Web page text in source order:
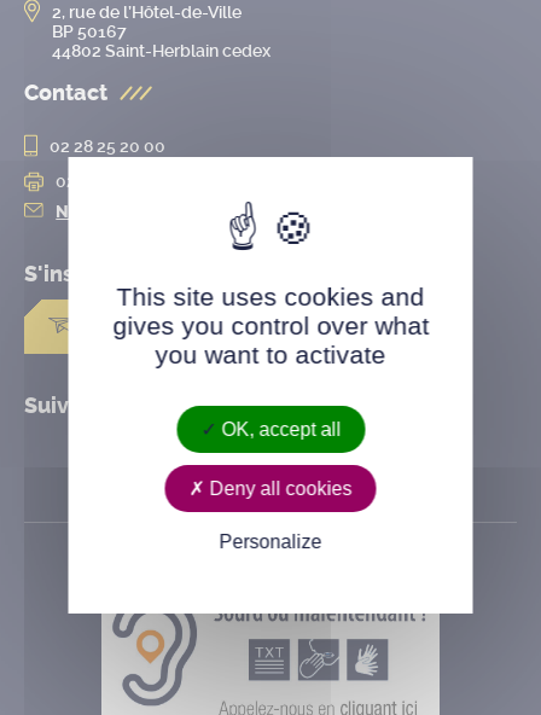
2, rue de l’Hôtel-de-Ville
BP 50167
44802 Saint-Herblain cedex
Contact
02 28 25 20 00
02 28 25 20 10
Nous contacter
S'inscrire à la
Je m'abonne
Suivez Saint-Herblain
This site uses cookies and
gives you control over what
you want to activate
OK, accept all
Deny all cookies
Personalize